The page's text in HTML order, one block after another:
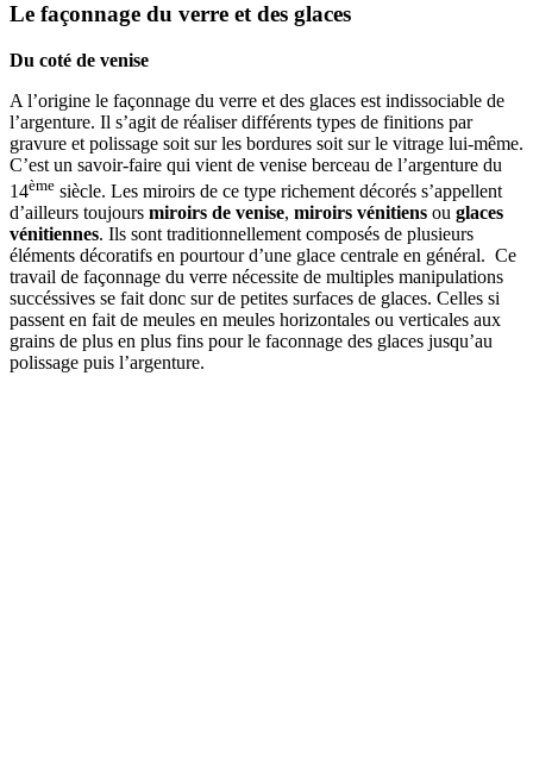
Le façonnage du verre et des glaces
Du coté de venise
A l’origine le façonnage du verre et des glaces est indissociable de
l’argenture. Il s’agit de réaliser différents types de finitions par
gravure et polissage soit sur les bordures soit sur le vitrage lui-même.
C’est un savoir-faire qui vient de venise berceau de l’argenture du
14ème siècle. Les miroirs de ce type richement décorés s’appellent
d’ailleurs toujours miroirs de venise, miroirs vénitiens ou glaces
vénitiennes. Ils sont traditionnellement composés de plusieurs
éléments décoratifs en pourtour d’une glace centrale en général. Ce
travail de façonnage du verre nécessite de multiples manipulations
succéssives se fait donc sur de petites surfaces de glaces. Celles si
passent en fait de meules en meules horizontales ou verticales aux
grains de plus en plus fins pour le faconnage des glaces jusqu’au
polissage puis l’argenture.